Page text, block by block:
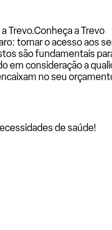
Trevo.Conheça a Trevo
tornar o acesso aos
são fundamentais
em consideração a
no seu
de saúde!